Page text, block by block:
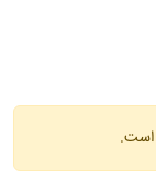
است.